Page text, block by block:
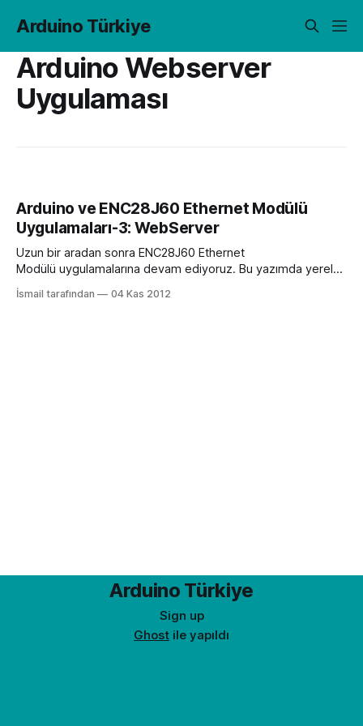
Arduino Türkiye
Arduino Webserver
Uygulaması
Arduino ve ENC28J60 Ethernet Modülü
Uygulamaları-3: WebServer
Uzun bir aradan sonra ENC28J60 Ethernet
Modülü uygulamalarına devam ediyoruz. Bu yazımda yerel
ağ üzerinde Arduino ile nasıl Webserver oluşturulacağını
anlatmaya çalışacağım. Öncelikle modülümüzü
İsmail tarafından 04 Kas 2012
Arduino Türkiye
Sign up
Ghost ile yapıldı